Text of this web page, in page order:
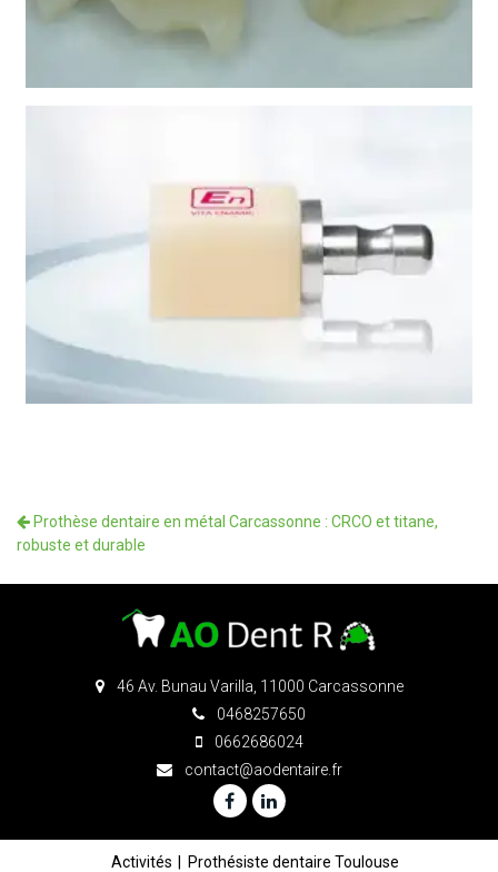
Prothèse dentaire en métal Carcassonne : CRCO et titane,
robuste et durable
46 Av. Bunau Varilla, 11000 Carcassonne
0468257650
0662686024
contact@aodentaire.fr
Activités Prothésiste dentaire Toulouse